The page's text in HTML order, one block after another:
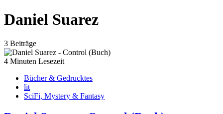
Daniel Suarez
3 Beiträge
4 Minuten Lesezeit
Bücher & Gedrucktes
lit
SciFi, Mystery & Fantasy